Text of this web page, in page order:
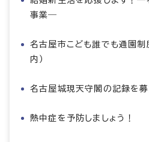
事業―
名古屋市こども誰でも通園制
内）
名古屋城現天守閣の記録を募
熱中症を予防しましょう！